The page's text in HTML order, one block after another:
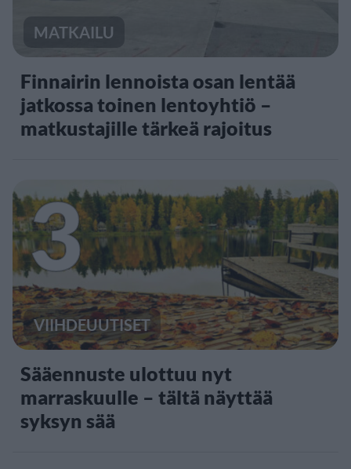
MATKAILU
Finnairin lennoista osan lentää
jatkossa toinen lentoyhtiö –
matkustajille tärkeä rajoitus
3
VIIHDEUUTISET
Sääennuste ulottuu nyt
marraskuulle – tältä näyttää
syksyn sää